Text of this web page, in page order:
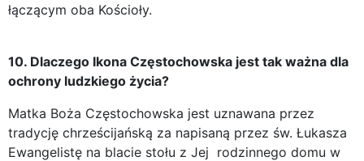
łączącym oba Kościoły.
10. Dlaczego Ikona Częstochowska jest tak ważna dla
ochrony ludzkiego życia?
Matka Boża Częstochowska jest uznawana przez
tradycję chrześcijańską za napisaną przez św. Łukasza
Ewangelistę na blacie stołu z Jej rodzinnego domu w